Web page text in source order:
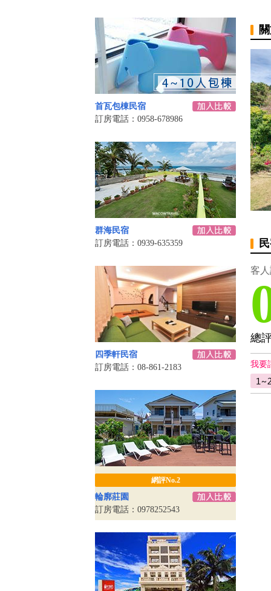
首瓦包棟民宿
訂房電話：0958-678986
群海民宿
訂房電話：0939-635359
四季軒民宿
訂房電話：08-861-2183
網評No.2
輪廓莊園
訂房電話：0978252543
客
總
我要